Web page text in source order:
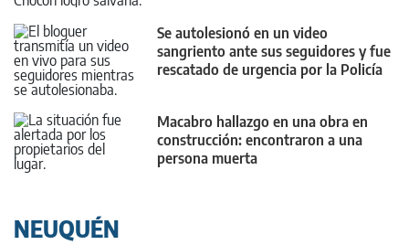
Se autolesionó en un video
sangriento ante sus seguidores y fue
rescatado de urgencia por la Policía
Macabro hallazgo en una obra en
construcción: encontraron a una
persona muerta
NEUQUÉN